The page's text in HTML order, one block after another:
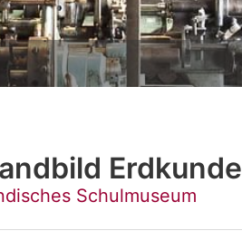
Erdkunde
Schulmuseum